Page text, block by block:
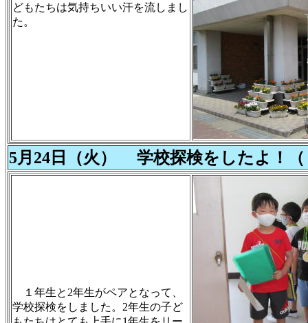
どもたちは気持ちいい汗を流しまし
た。
5月24日（火） 学校探検をしたよ！（
１年生と2年生がペアとなって、
学校探検をしました。2年生の子ど